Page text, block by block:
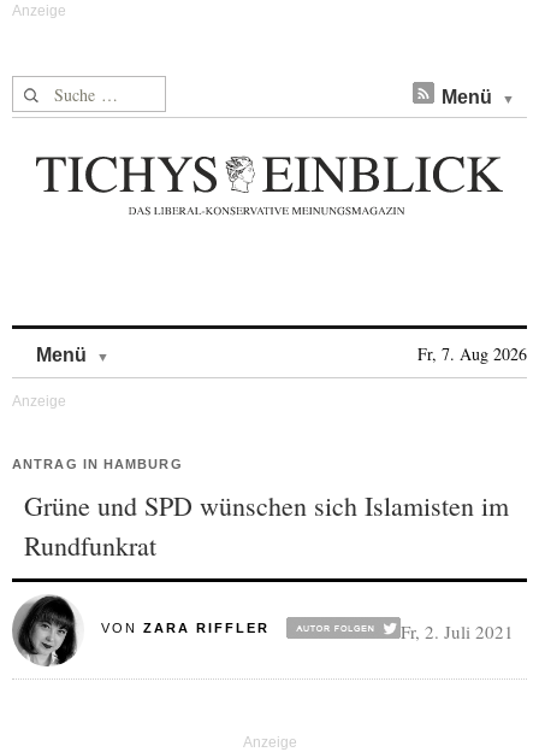
Suche nach: Menü
Menü Fr, 7. Aug 2026
ANTRAG IN HAMBURG
Grüne und SPD wünschen sich Islamisten im
Rundfunkrat
VON ZARA RIFFLER Fr, 2. Juli 2021